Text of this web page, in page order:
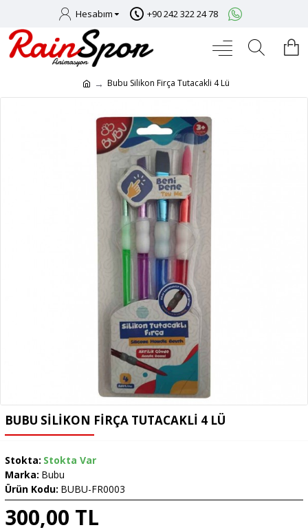
Hesabım +90 242 322 24 78
Bubu Silikon Firça Tutacakli 4 Lü
BUBU SILIKON FIRÇA TUTACAKLI 4 LÜ
300,00 TL
Stokta: Stokta Var
Marka: Bubu
Ürün Kodu: BUBU-FR0003